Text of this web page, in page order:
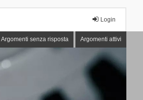
Login
Argomenti senza risposta Argomenti attivi